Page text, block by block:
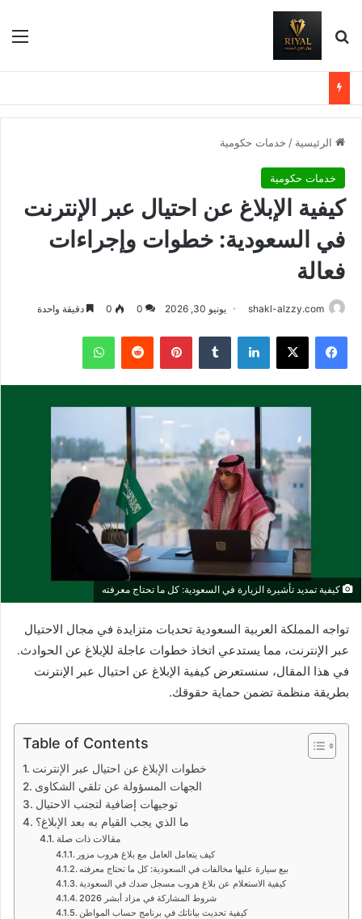
بحث عن
الرئيسية / خدمات حكومية
خدمات حكومية
كيفية الإبلاغ عن احتيال عبر الإنترنت
في السعودية: خطوات وإجراءات
فعالة
shakl-alzzy.com يونيو 30, 2026 0
0 دقيقة واحدة
فيسبوك X لينكدإن بينتيريست واتساب
كيفية تمديد تأشيرة الزيارة في السعودية: كل ما تحتاج معرفته
تواجه المملكة العربية السعودية تحديات متزايدة في مجال الاحتيال
عبر الإنترنت، مما يستدعي اتخاذ خطوات عاجلة للإبلاغ عن الحوادث.
في هذا المقال، سنستعرض كيفية الإبلاغ عن احتيال عبر الإنترنت
بطريقة منظمة تضمن حماية حقوقك.
Table of Contents
خطوات الإبلاغ عن احتيال عبر الإنترنت
الجهات المسؤولة عن تلقي الشكاوى
توجيهات إضافية لتجنب الاحتيال
ما الذي يجب القيام به بعد الإبلاغ؟
مقالات ذات صلة
كيف يتعامل العامل مع بلاغ هروب مزور
بيع سيارة عليها مخالفات في السعودية: كل ما تحتاج معرفته
كيفية الاستعلام عن بلاغ هروب مسجل ضدك في السعودية
شروط المشاركة في مزاد أبشر 2026
كيفية تحديث بياناتك في برنامج حساب المواطن